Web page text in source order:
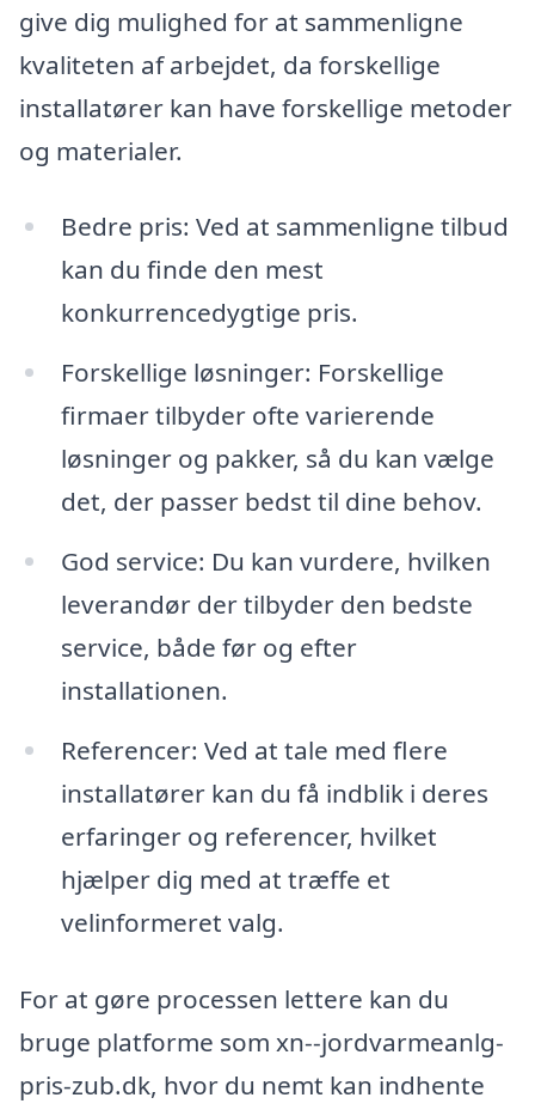
give dig mulighed for at sammenligne
kvaliteten af arbejdet, da forskellige
installatører kan have forskellige metoder
og materialer.
Bedre pris: Ved at sammenligne tilbud
kan du finde den mest
konkurrencedygtige pris.
Forskellige løsninger: Forskellige
firmaer tilbyder ofte varierende
løsninger og pakker, så du kan vælge
det, der passer bedst til dine behov.
God service: Du kan vurdere, hvilken
leverandør der tilbyder den bedste
service, både før og efter
installationen.
Referencer: Ved at tale med flere
installatører kan du få indblik i deres
erfaringer og referencer, hvilket
hjælper dig med at træffe et
velinformeret valg.
For at gøre processen lettere kan du
bruge platforme som xn--jordvarmeanlg-
pris-zub.dk, hvor du nemt kan indhente